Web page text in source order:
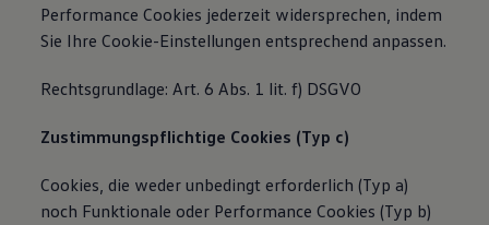
Performance Cookies jederzeit widersprechen, indem
Sie Ihre Cookie-Einstellungen entsprechend anpassen.
Rechtsgrundlage: Art. 6 Abs. 1 lit. f) DSGVO
Zustimmungspflichtige Cookies (Typ c)
Cookies, die weder unbedingt erforderlich (Typ a)
noch Funktionale oder Performance Cookies (Typ b)